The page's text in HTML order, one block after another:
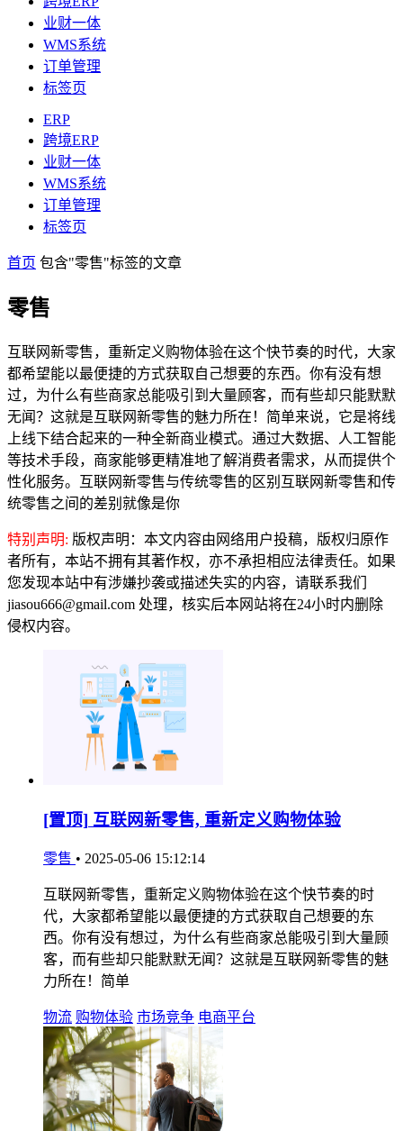
业财一体
WMS系统
订单管理
标签页
ERP
跨境ERP
业财一体
WMS系统
订单管理
标签页
首页 包含"零售"标签的文章
零售
互联网新零售，重新定义购物体验在这个快节奏的时代，大家
都希望能以最便捷的方式获取自己想要的东西。你有没有想
过，为什么有些商家总能吸引到大量顾客，而有些却只能默默
无闻？这就是互联网新零售的魅力所在！简单来说，它是将线
上线下结合起来的一种全新商业模式。通过大数据、人工智能
等技术手段，商家能够更精准地了解消费者需求，从而提供个
性化服务。互联网新零售与传统零售的区别互联网新零售和传
统零售之间的差别就像是你
特别声明: 版权声明：本文内容由网络用户投稿，版权归原作
者所有，本站不拥有其著作权，亦不承担相应法律责任。如果
您发现本站中有涉嫌抄袭或描述失实的内容，请联系我们
jiasou666@gmail.com 处理，核实后本网站将在24小时内删除
侵权内容。
[置顶] 互联网新零售, 重新定义购物体验
零售 • 2025-05-06 15:12:14
互联网新零售，重新定义购物体验在这个快节奏的时
代，大家都希望能以最便捷的方式获取自己想要的东
西。你有没有想过，为什么有些商家总能吸引到大量顾
客，而有些却只能默默无闻？这就是互联网新零售的魅
力所在！简单
物流 购物体验 市场竞争 电商平台